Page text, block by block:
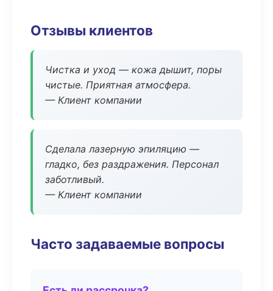
Отзывы клиентов
Чистка и уход — кожа дышит, поры
чистые. Приятная атмосфера.
— Клиент компании
Сделала лазерную эпиляцию —
гладко, без раздражения. Персонал
заботливый.
— Клиент компании
Часто задаваемые вопросы